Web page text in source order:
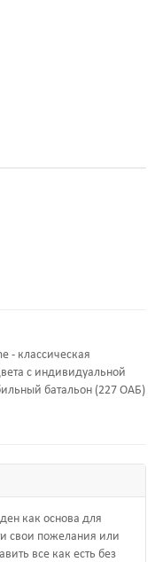
- классическая
с индивидуальной
батальон (227 ОАБ)
как основа для
свои пожелания или
все как есть без